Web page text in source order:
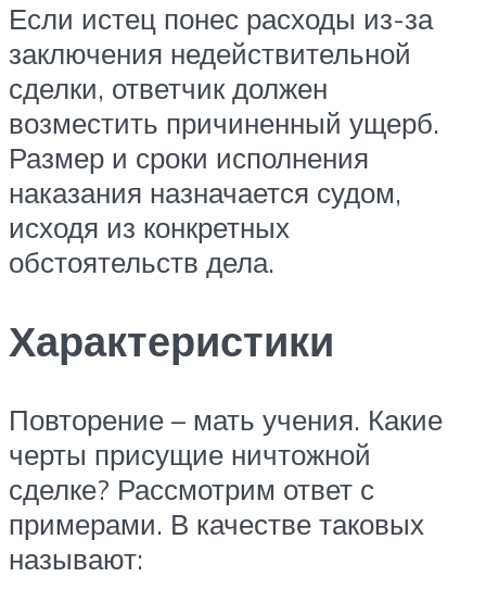
Если истец понес расходы из-за
заключения недействительной
сделки, ответчик должен
возместить причиненный ущерб.
Размер и сроки исполнения
наказания назначается судом,
исходя из конкретных
обстоятельств дела.
Характеристики
Повторение – мать учения. Какие
черты присущие ничтожной
сделке? Рассмотрим ответ с
примерами. В качестве таковых
называют: